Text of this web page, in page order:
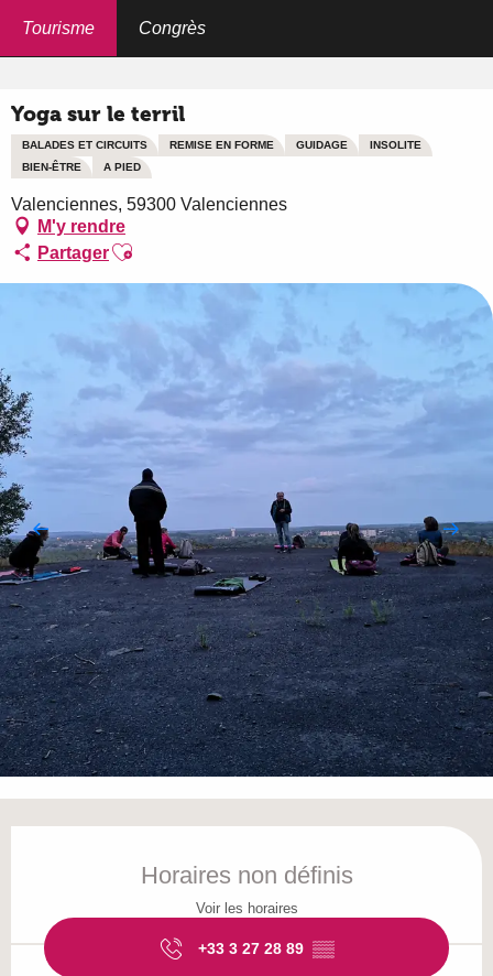
Tourisme Congrès
Yoga sur le terril
BALADES ET CIRCUITS REMISE EN FORME GUIDAGE
INSOLITE
BIEN-ÊTRE
A PIED
Valenciennes, 59300 Valenciennes
M'y rendre
PartagerAjouter aux favoris
Horaires non définis
Voir les horaires
+33 3 27 28 89 ▒▒